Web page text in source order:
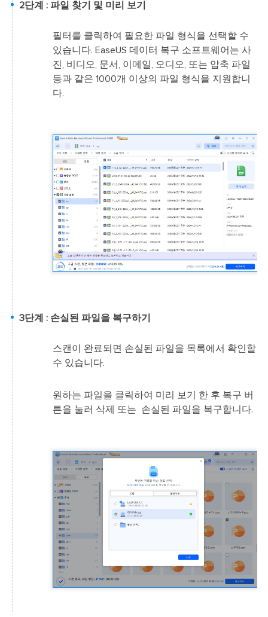
2단계 : 파일 찾기 및 미리 보기
필터를 클릭하여 필요한 파일 형식을 선택할 수
있습니다. EaseUS 데이터 복구 소프트웨어는 사
진, 비디오, 문서, 이메일, 오디오, 또는 압축 파일
등과 같은 1000개 이상의 파일 형식을 지원합니
다.
3단계 : 손실된 파일을 복구하기
스캔이 완료되면 손실된 파일을 목록에서 확인할
수 있습니다.
원하는 파일을 클릭하여 미리 보기 한 후 복구 버
튼을 눌러 삭제 또는 손실된 파일을 복구합니다.